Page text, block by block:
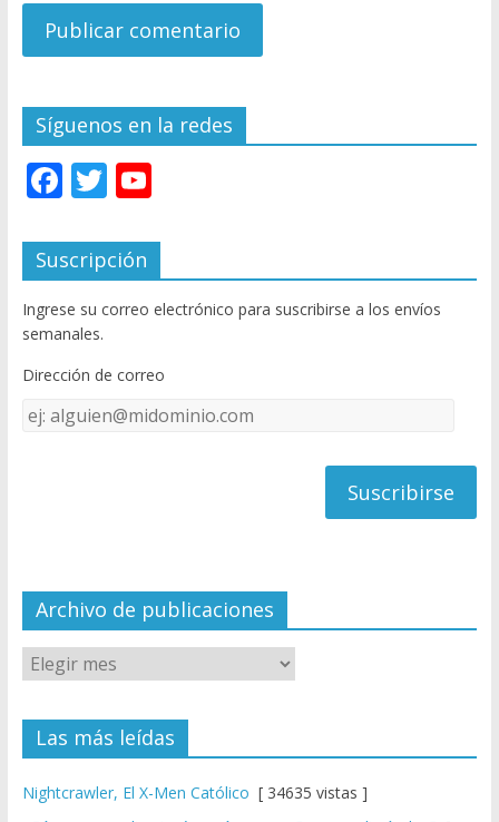
Síguenos en la redes
F
e
b
o
o
k
T
itt
er
Y
u
T
u
e
C
el
Suscripción
Ingrese su correo electrónico para suscribirse a los envíos
semanales.
Dirección de correo
Dirección
Archivo de publicaciones
Las más leídas
Nightcrawler, El X-Men Católico [ 34635 vistas ]